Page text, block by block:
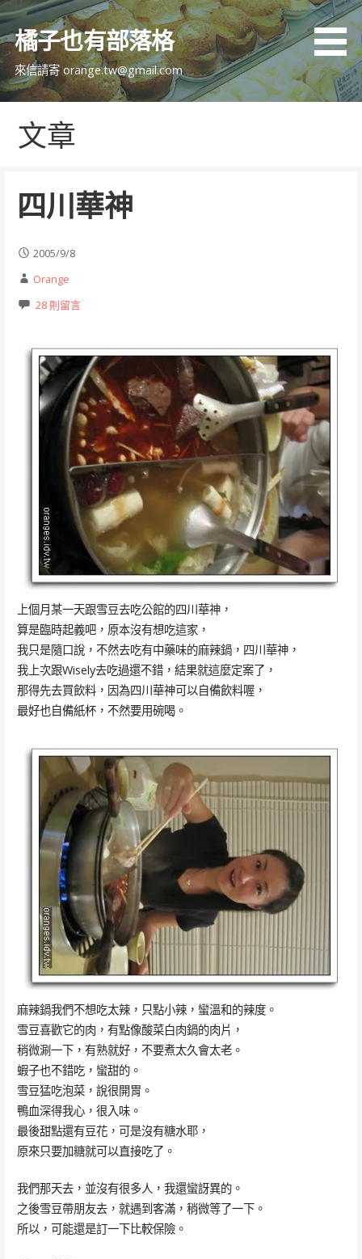
跳
主
內
橘子也有部落格
來信請寄 orange.tw@gmail.com
文章
四川華神
2005/9/8
Orange
28 則留言
上個月某一天跟雪豆去吃公館的四川華神，
算是臨時起義吧，原本沒有想吃這家，
我只是隨口說，不然去吃有中藥味的麻辣鍋，四川華神，
我上次跟Wisely去吃過還不錯，結果就這麼定案了，
那得先去買飲料，因為四川華神可以自備飲料喔，
最好也自備紙杯，不然要用碗喝。
麻辣鍋我們不想吃太辣，只點小辣，蠻溫和的辣度。
雪豆喜歡它的肉，有點像酸菜白肉鍋的肉片，
稍微涮一下，有熟就好，不要煮太久會太老。
蝦子也不錯吃，蠻甜的。
雪豆猛吃泡菜，說很開胃。
鴨血深得我心，很入味。
最後甜點還有豆花，可是沒有糖水耶，
原來只要加糖就可以直接吃了。
我們那天去，並沒有很多人，我還蠻訝異的。
之後雪豆帶朋友去，就遇到客滿，稍微等了一下。
所以，可能還是訂一下比較保險。